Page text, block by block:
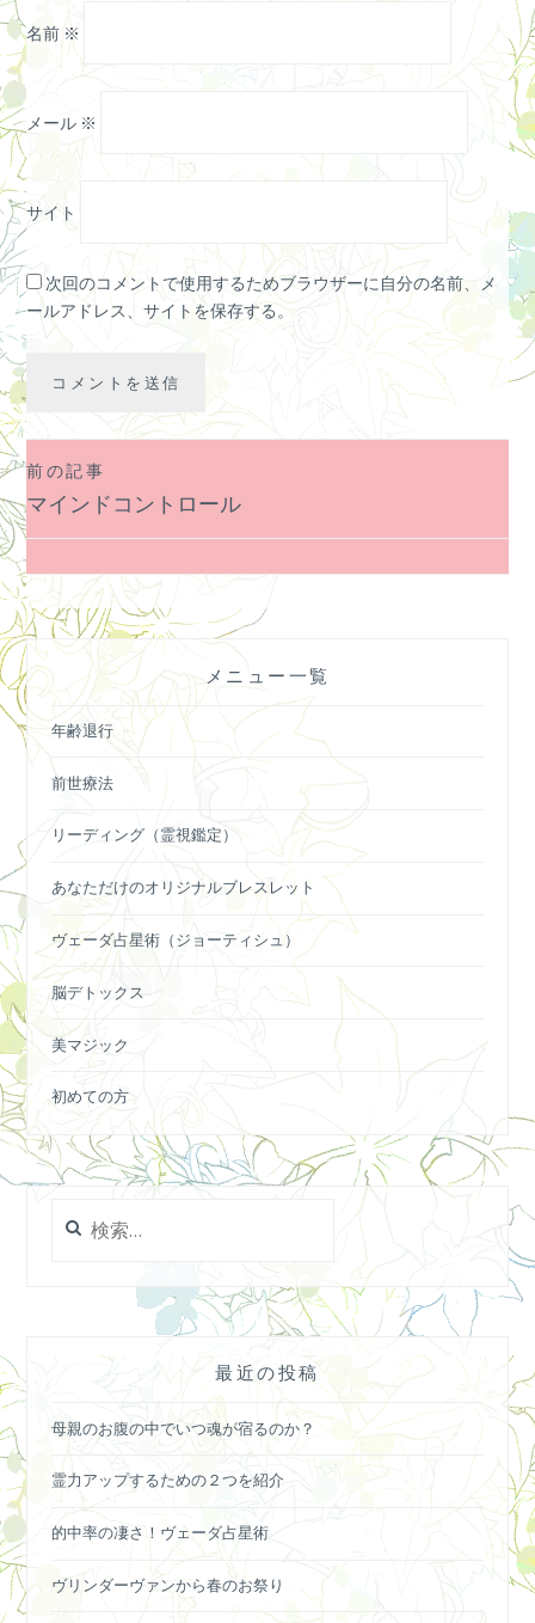
名前 ※
メール ※
サイト
次回のコメントで使用するためブラウザーに自分の名前、メ
ールアドレス、サイトを保存する。
投
稿
ナ
ビ
ゲ
ー
シ
ョ
ン
前の記事
マインドコントロール
メニュー一覧
年齢退行
前世療法
リーディング（霊視鑑定）
あなただけのオリジナルブレスレット
ヴェーダ占星術（ジョーティシュ）
脳デトックス
美マジック
初めての方
索:
最近の投稿
母親のお腹の中でいつ魂が宿るのか？
霊力アップするための２つを紹介
的中率の凄さ！ヴェーダ占星術
ヴリンダーヴァンから春のお祭り